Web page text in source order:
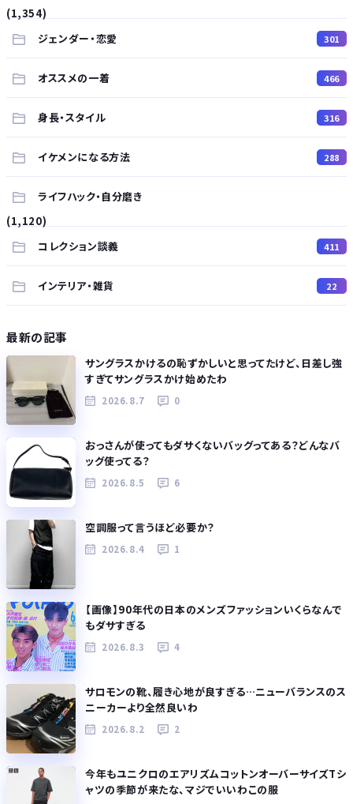
(1,354)
ジェンダー・恋愛
301
オススメの一着 466
身長・スタイル 316
イケメンになる方法 288
ライフハック・自分磨き
(1,120)
コレクション談義
411
インテリア・雑貨 22
最新の記事
サングラスかけるの恥ずかしいと思ってたけど、日差し強
すぎてサングラスかけ始めたわ
2026.8.7 0
おっさんが使ってもダサくないバッグってある？どんなバ
ッグ使ってる？
2026.8.5 6
空調服って言うほど必要か？
2026.8.4 1
【画像】90年代の日本のメンズファッションいくらなんで
もダサすぎる
2026.8.3 4
サロモンの靴、履き心地が良すぎる…ニューバランスのス
ニーカーより全然良いわ
2026.8.2 2
今年もユニクロのエアリズムコットンオーバーサイズTシ
ャツの季節が来たな、マジでいいわこの服